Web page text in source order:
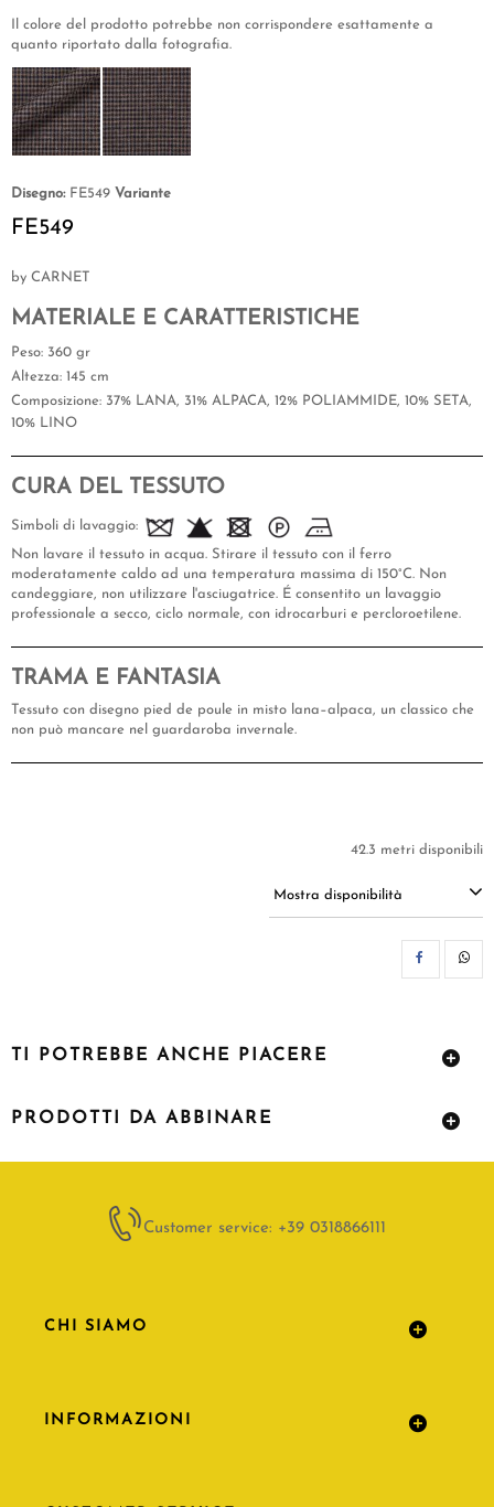
Il colore del prodotto potrebbe non corrispondere esattamente a
quanto riportato dalla fotografia.
Disegno: FE549 Variante
FE549
by CARNET
MATERIALE E CARATTERISTICHE
Peso: 360 gr
Altezza: 145 cm
Composizione: 37% LANA, 31% ALPACA, 12% POLIAMMIDE, 10% SETA,
10% LINO
CURA DEL TESSUTO
Simboli di lavaggio:
Non lavare il tessuto in acqua. Stirare il tessuto con il ferro
moderatamente caldo ad una temperatura massima di 150°C. Non
candeggiare, non utilizzare l'asciugatrice. É consentito un lavaggio
professionale a secco, ciclo normale, con idrocarburi e percloroetilene.
TRAMA E FANTASIA
Tessuto con disegno pied de poule in misto lana–alpaca, un classico che
non può mancare nel guardaroba invernale.
42.3 metri disponibili
Mostra disponibilità
TI POTREBBE ANCHE PIACERE
PRODOTTI DA ABBINARE
Customer service: +39 0318866111
CHI SIAMO
INFORMAZIONI